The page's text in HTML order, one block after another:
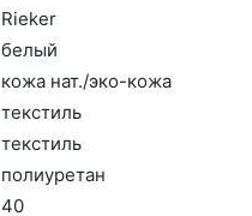
Ri­eker
бе­лый
ко­жа нат./эко-ко­жа
текс­тиль
текс­тиль
по­ли­уре­тан
40